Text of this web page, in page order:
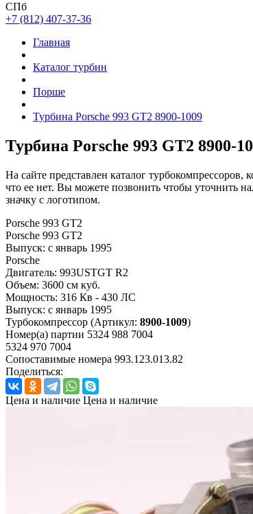
СПб
+7 (812) 407-37-36
Главная
Каталог турбин
Порше
Турбина Porsche 993 GT2 8900-1009
Турбина Porsche 993 GT2 8900-
На сайте представлен каталог
что ее нет. Вы можете позвонить чтобы уточнить
значку с логотипом.
Porsche 993 GT2
Porsche 993 GT2
Выпуск: с январь 1995
Porsche
Двигатель: 993USTGT R2
Объем: 3600 см куб.
Мощность: 316 Кв - 430 ЛС
Выпуск: с январь 1995
Турбокомпрессор (Артикул: 8900-1009)
Номер(а) партии 5324 988 7004
5324 970 7004
Сопоставимые номера 993.123.013.82
Поделиться:
Цена и наличие Цена и наличие